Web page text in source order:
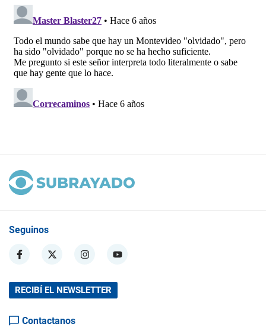
Seguinos
RECIBÍ EL NEWSLETTER
Contactanos